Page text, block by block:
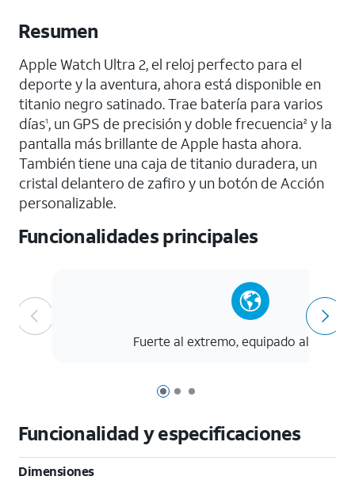
Resumen
Apple Watch Ultra 2, el reloj perfecto para el
deporte y la aventura, ahora está disponible en
titanio negro satinado. Trae batería para varios
días1, un GPS de precisión y doble frecuencia2 y la
pantalla más brillante de Apple hasta ahora.
También tiene una caja de titanio duradera, un
cristal delantero de zafiro y un botón de Acción
personalizable.
Funcionalidades principales
Página 1 de 3
Página 2 de 3
Página 3 de 3
Fuerte al extremo, equipado al
Funcionalidad y especificaciones
Dimensiones